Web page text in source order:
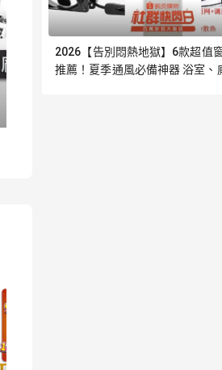
2026【告別悶熱地獄】6款超值
推薦！夏季通風必備神器 浴室、